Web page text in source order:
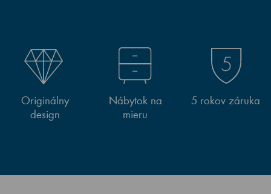
Originálny
design
Nábytok na
mieru
5 rokov záruka